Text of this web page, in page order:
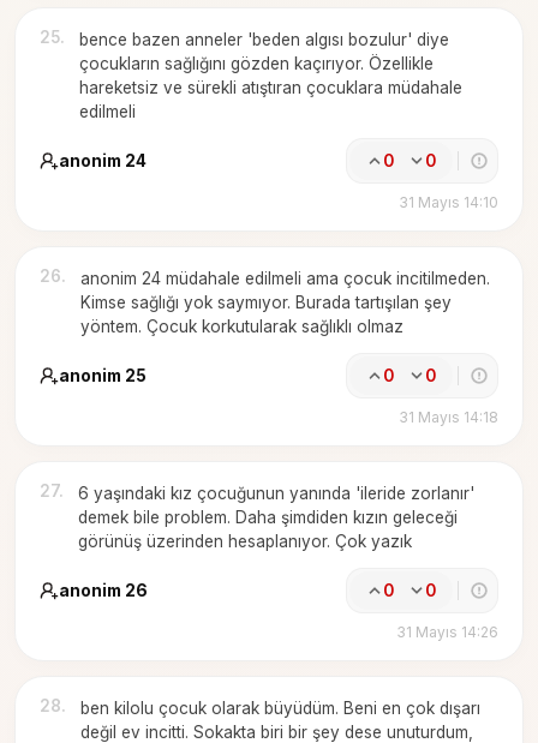
25.
bence bazen anneler 'beden algısı bozulur' diye
çocukların sağlığını gözden kaçırıyor. Özellikle
hareketsiz ve sürekli atıştıran çocuklara müdahale
edilmeli
anonim 24 0 0
31 Mayıs 14:10
26.
anonim 24 müdahale edilmeli ama çocuk incitilmeden.
Kimse sağlığı yok saymıyor. Burada tartışılan şey
yöntem. Çocuk korkutularak sağlıklı olmaz
anonim 25 0 0
31 Mayıs 14:18
27.
6 yaşındaki kız çocuğunun yanında 'ileride zorlanır'
demek bile problem. Daha şimdiden kızın geleceği
görünüş üzerinden hesaplanıyor. Çok yazık
anonim 26 0 0
31 Mayıs 14:26
28.
ben kilolu çocuk olarak büyüdüm. Beni en çok dışarı
değil ev incitti. Sokakta biri bir şey dese unuturdum,